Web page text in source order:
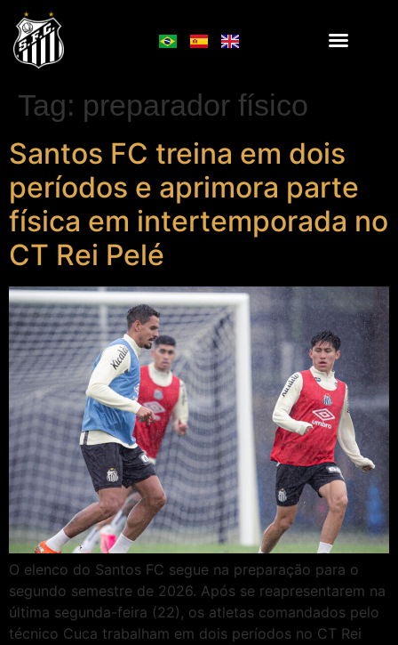
Tag: preparador físico
Santos FC treina em dois
períodos e aprimora parte
física em intertemporada no
CT Rei Pelé
O elenco do Santos FC segue na preparação para o
segundo semestre de 2026. Após se reapresentarem na
última segunda-feira (22), os atletas comandados pelo
técnico Cuca trabalham em dois períodos no CT Rei